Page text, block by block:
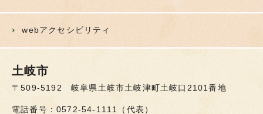
webアクセシビリティ
土岐市
〒509-5192 岐阜県土岐市土岐津町土岐口2101番地
電話番号：0572-54-1111（代表）